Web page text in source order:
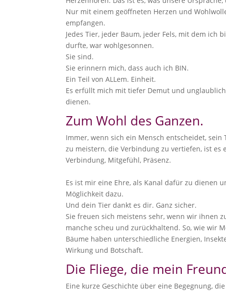
Nur mit einem geöffneten Herzen und
empfangen.
Jedes Tier, jeder Baum, jeder Fels, mit dem ich
durfte, war wohlgesonnen.
Sie sind.
Sie erinnern mich, dass auch ich BIN.
Ein Teil von ALLem. Einheit.
Es erfüllt mich mit tiefer Demut und
dienen.
Zum Wohl des Ganzen.
Immer, wenn sich ein Mensch entscheidet,
zu meistern, die Verbindung zu vertiefen, ist
Verbindung, Mitgefühl, Präsenz.
Es ist mir eine Ehre, als Kanal dafür zu dienen
Möglichkeit dazu.
Und dein Tier dankt es dir. Ganz sicher.
Sie freuen sich meistens sehr, wenn wir ihnen
manche scheu und zurückhaltend. So, wie wir
Bäume haben unterschiedliche Energien,
Wirkung und Botschaft.
Die Fliege, die mein
Eine kurze Geschichte über eine Begegnung,